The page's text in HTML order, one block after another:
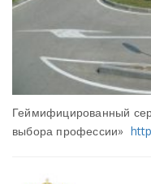
Геймифицированный
выбора профессии»